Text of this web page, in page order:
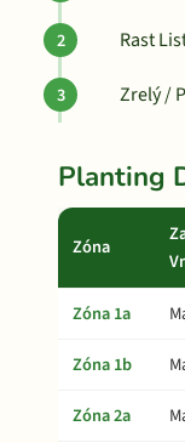
Rast
Zrelý /
Planting
Zóna
Zóna 1a
Zóna 1b
Zóna 2a